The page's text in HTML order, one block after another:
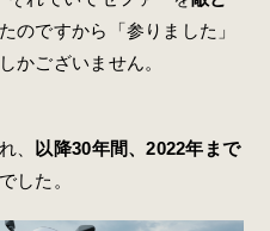
のですから「参りました」
かございません。
、
以降30年間、2022年まで
した。